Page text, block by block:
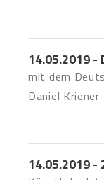
14.05.2019 -
mit dem
Daniel Kriener
14.05.2019 -